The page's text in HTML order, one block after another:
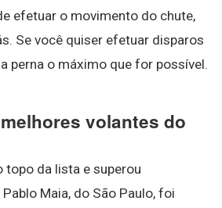
efetuar o movimento do chute,
Se você quiser efetuar disparos
perna o máximo que for possível.
volantes do
topo da lista e superou
Pablo Maia, do São Paulo, foi